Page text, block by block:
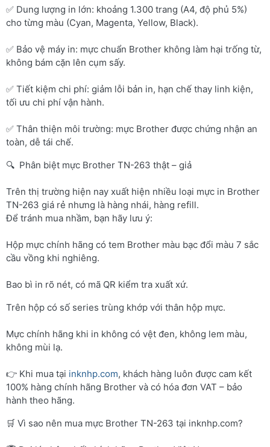
✅ Dung lượng in lớn: khoảng 1.300 trang (A4, độ phủ 5%)
cho từng màu (Cyan, Magenta, Yellow, Black).
✅ Bảo vệ máy in: mực chuẩn Brother không làm hại trống từ,
không bám cặn lên cụm sấy.
✅ Tiết kiệm chi phí: giảm lỗi bản in, hạn chế thay linh kiện,
tối ưu chi phí vận hành.
✅ Thân thiện môi trường: mực Brother được chứng nhận an
toàn, dễ tái chế.
🔍 Phân biệt mực Brother TN-263 thật – giả
Trên thị trường hiện nay xuất hiện nhiều loại mực in Brother
TN-263 giá rẻ nhưng là hàng nhái, hàng refill.
Để tránh mua nhầm, bạn hãy lưu ý:
Hộp mực chính hãng có tem Brother màu bạc đổi màu 7 sắc
cầu vồng khi nghiêng.
Bao bì in rõ nét, có mã QR kiểm tra xuất xứ.
Trên hộp có số series trùng khớp với thân hộp mực.
Mực chính hãng khi in không có vệt đen, không lem màu,
không mùi lạ.
👉 Khi mua tại inknhp.com, khách hàng luôn được cam kết
100% hàng chính hãng Brother và có hóa đơn VAT – bảo
hành theo hãng.
🛒 Vì sao nên mua mực Brother TN-263 tại inknhp.com?